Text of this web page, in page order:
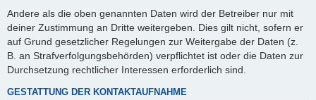
Andere als die oben genannten Daten wird der Betreiber nur mit
deiner Zustimmung an Dritte weitergeben. Dies gilt nicht, sofern er
auf Grund gesetzlicher Regelungen zur Weitergabe der Daten (z.
B. an Strafverfolgungsbehörden) verpflichtet ist oder die Daten zur
Durchsetzung rechtlicher Interessen erforderlich sind.
GESTATTUNG DER KONTAKTAUFNAHME